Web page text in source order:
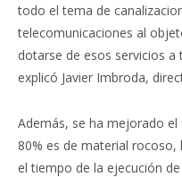
todo el tema de
telecomunicaciones al
dotarse de esos servicios a
explicó Javier Imbroda,
Además, se ha mejorado
80% es de material
el tiempo de la ejecución